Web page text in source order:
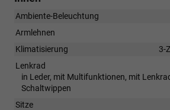
Ambiente-Beleuchtung
Armlehnen
Klimatisierung
3-
Lenkrad
in Leder, mit Multifunktionen, mit
Schaltwippen
Sitze